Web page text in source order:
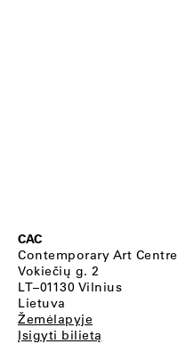
CAC
Contemporary Art Centre
Vokiečių g. 2
LT–01130 Vilnius
Lietuva
Žemėlapyje
Įsigyti bilietą